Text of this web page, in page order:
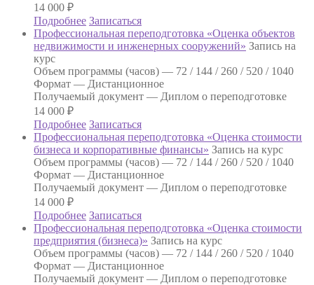
14 000 ₽
Подробнее Записаться
Профессиональная переподготовка «Оценка объектов
недвижимости и инженерных сооружений» Запись на
курс
Объем программы (часов) — 72 / 144 / 260 / 520 / 1040
Формат — Дистанционное
Получаемый документ — Диплом о переподготовке
14 000 ₽
Подробнее Записаться
Профессиональная переподготовка «Оценка стоимости
бизнеса и корпоративные финансы» Запись на курс
Объем программы (часов) — 72 / 144 / 260 / 520 / 1040
Формат — Дистанционное
Получаемый документ — Диплом о переподготовке
14 000 ₽
Подробнее Записаться
Профессиональная переподготовка «Оценка стоимости
предприятия (бизнеса)» Запись на курс
Объем программы (часов) — 72 / 144 / 260 / 520 / 1040
Формат — Дистанционное
Получаемый документ — Диплом о переподготовке